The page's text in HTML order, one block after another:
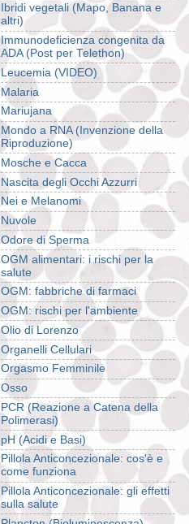
Ibridi vegetali (Mapo, Banana e
altri)
Immunodeficienza congenita da
ADA (Post per Telethon)
Leucemia (VIDEO)
Malaria
Mariujana
Mondo a RNA (Invenzione della
Riproduzione)
Mosche e Cacca
Nascita degli Occhi Azzurri
Nei e Melanomi
Nuvole
Odore di Sperma
OGM alimentari: i rischi per la
salute
OGM: fabbriche di farmaci
OGM: rischi per l'ambiente
Olio di Lorenzo
Organelli Cellulari
Orgasmo Femminile
Osso
PCR (Reazione a Catena della
Polimerasi)
pH (Acidi e Basi)
Pillola Anticoncezionale: cos'è e
come funziona
Pillola Anticoncezionale: gli effetti
sulla salute